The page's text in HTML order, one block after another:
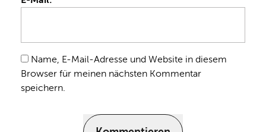
Name, E-Mail-Adresse und Website in diesem
Browser für meinen nächsten Kommentar
speichern.